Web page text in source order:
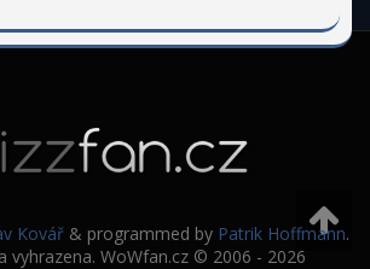
Kovář & programmed by Patrik Hoffmann.
vyhrazena. WoWfan.cz © 2006 - 2026